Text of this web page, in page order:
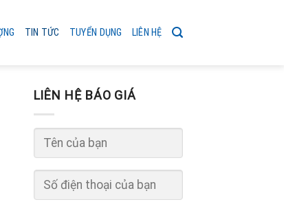
TIN TỨC TUYỂN DỤNG LIÊN HỆ
LIÊN HỆ BÁO GIÁ